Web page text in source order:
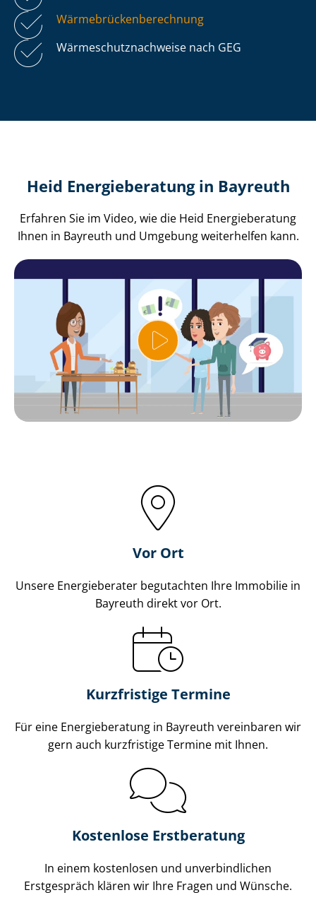
Wär­me­brü­cken­be­rech­nung
Wär­me­schutz­nach­wei­se nach GEG
Heid Energieberatung in Bayreuth
Erfahren Sie im Video, wie die Heid Energieberatung
Ihnen in Bayreuth und Umgebung weiterhelfen kann.
Vor Ort
Unsere Energieberater begutachten Ihre Immobilie in
Bayreuth direkt vor Ort.
Kurzfristige Termine
Für eine Energieberatung in Bayreuth vereinbaren wir
gern auch kurzfristige Termine mit Ihnen.
Kostenlose Erstberatung
In einem kostenlosen und unverbindlichen
Erstgespräch klären wir Ihre Fragen und Wünsche.